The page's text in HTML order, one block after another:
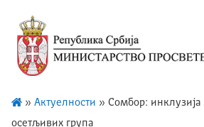
» Актуелности » Сомбор:
осетљивих група